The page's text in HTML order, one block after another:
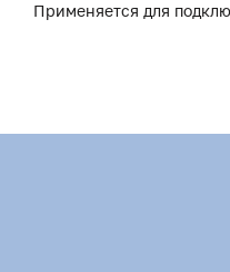
Применяется для